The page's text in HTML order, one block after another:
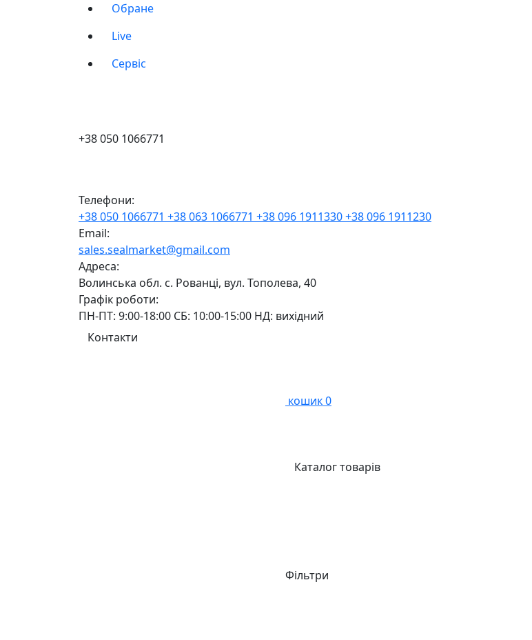
Обране
Live
Сервіс
+38 050 1066771
Телефони:
+38 050 1066771 +38 063 1066771 +38 096 1911330+38 096 1911230
Email:
sales.sealmarket@gmail.com
Адреса:
Волинська обл. с. Рованці, вул. Тополева, 40
Графік роботи:
ПН-ПТ: 9:00-18:00 СБ: 10:00-15:00 НД: вихідний
Контакти
кошик0
Каталог товарів
Фільтри